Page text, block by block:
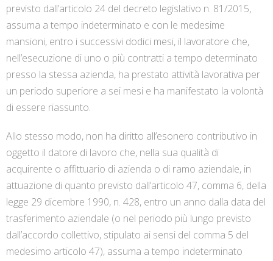
previsto dall’articolo 24 del decreto legislativo n. 81/2015,
assuma a tempo indeterminato e con le medesime
mansioni, entro i successivi dodici mesi, il lavoratore che,
nell’esecuzione di uno o più contratti a tempo determinato
presso la stessa azienda, ha prestato attività lavorativa per
un periodo superiore a sei mesi e ha manifestato la volontà
di essere riassunto.
Allo stesso modo, non ha diritto all’esonero contributivo in
oggetto il datore di lavoro che, nella sua qualità di
acquirente o affittuario di azienda o di ramo aziendale, in
attuazione di quanto previsto dall’articolo 47, comma 6, della
legge 29 dicembre 1990, n. 428, entro un anno dalla data del
trasferimento aziendale (o nel periodo più lungo previsto
dall’accordo collettivo, stipulato ai sensi del comma 5 del
medesimo articolo 47), assuma a tempo indeterminato